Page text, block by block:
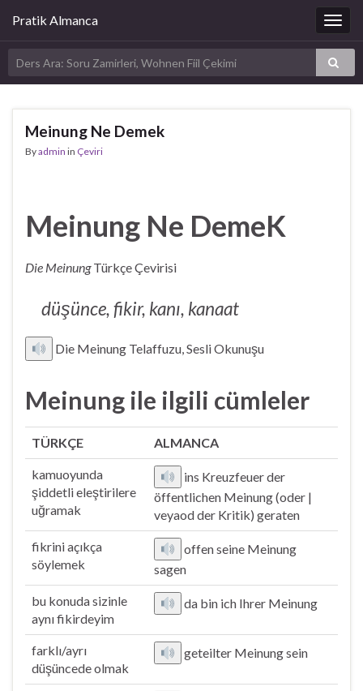
Pratik Almanca
Meinung Ne Demek
Byadmin in Çeviri
Meinung Ne DemeK
Die MeinungTürkçe Çevirisi
düşünce, fikir, kanı, kanaat
Die Meinung Telaffuzu, Sesli Okunuşu
Meinung ile ilgili cümleler
TÜRKÇE ALMANCA
kamuoyunda
şiddetli eleştirilere
uğramak
ins Kreuzfeuer der
öffentlichen Meinung (oder |
veyaod der Kritik) geraten
fikrini açıkça
söylemek
offen seine Meinung
sagen
bu konuda sizinle
aynı fikirdeyim
da bin ich Ihrer Meinung
farklı/ayrı
düşüncede olmak
geteilter Meinung sein